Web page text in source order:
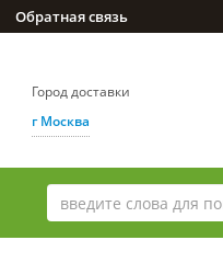
Обратная связь
Город доставки
г Москва